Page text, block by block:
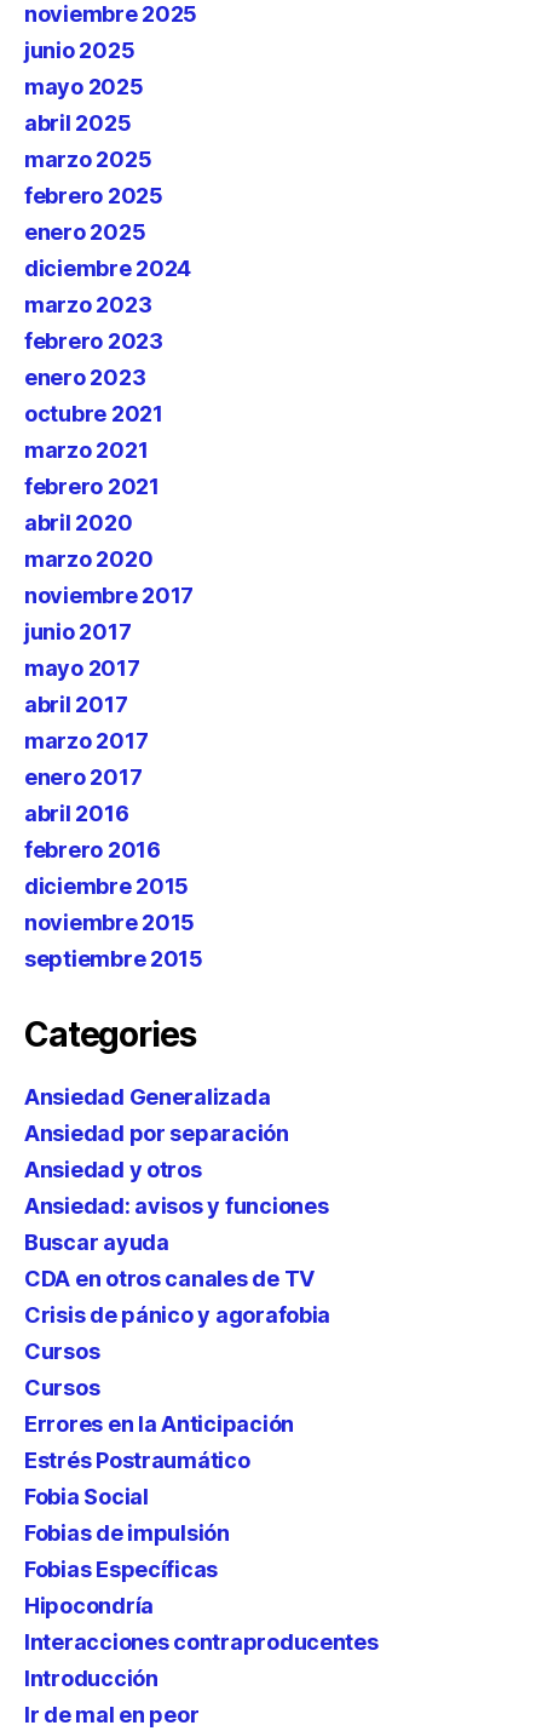
noviembre 2025
junio 2025
mayo 2025
abril 2025
marzo 2025
febrero 2025
enero 2025
diciembre 2024
marzo 2023
febrero 2023
enero 2023
octubre 2021
marzo 2021
febrero 2021
abril 2020
marzo 2020
noviembre 2017
junio 2017
mayo 2017
abril 2017
marzo 2017
enero 2017
abril 2016
febrero 2016
diciembre 2015
noviembre 2015
septiembre 2015
Categories
Ansiedad Generalizada
Ansiedad por separación
Ansiedad y otros
Ansiedad: avisos y funciones
Buscar ayuda
CDA en otros canales de TV
Crisis de pánico y agorafobia
Cursos
Cursos
Errores en la Anticipación
Estrés Postraumático
Fobia Social
Fobias de impulsión
Fobias Específicas
Hipocondría
Interacciones contraproducentes
Introducción
Ir de mal en peor